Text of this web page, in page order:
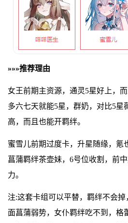
»»»推荐理由
女王前期主资源，通灵5星好上，
多六七天就能5星，群奶，对比5星
高，而且也能开羁绊。
蜜雪儿前期过度卡，升星随缘，氪
菖蒲羁绊茶壶妹，6号位收割，前
力。
注:这套卡组可以平替，羁绊不会
面菖蒲弱势，女仆羁绊吃不到，格